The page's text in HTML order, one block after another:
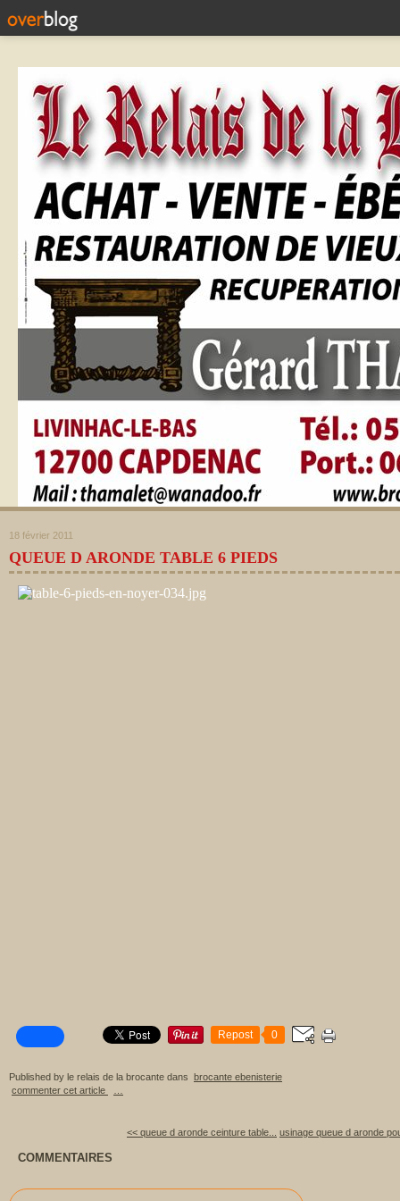
18 février 2011
QUEUE D ARONDE TABLE 6 PIEDS
Repost 0
Published by le relais de la brocante dans brocante ebenisterie
commenter cet article
<< queue d aronde ceinture table... usinage queue d aronde
COMMENTAIRES